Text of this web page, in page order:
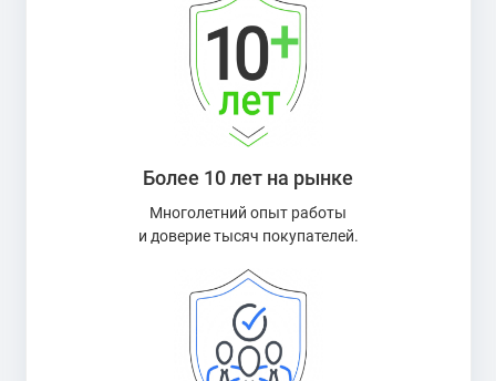
Более 10 лет на рынке
Многолетний опыт работы
и доверие тысяч покупателей.